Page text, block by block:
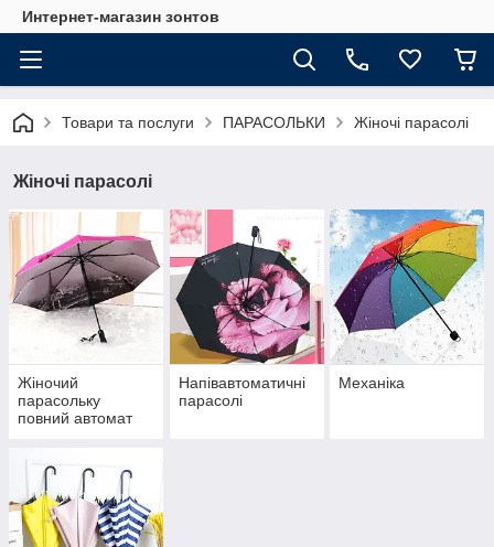
Интернет-магазин зонтов
Товари та послуги ПАРАСОЛЬКИ Жіночі парасолі
Жіночі парасолі
Жіночий
парасольку
повний автомат
Напівавтоматичні
парасолі
Механіка